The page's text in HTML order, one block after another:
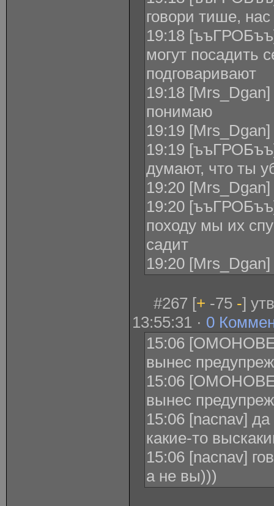
говори тише,
19:18
могут посадить
подговаривают
19:18
понимаю
19:19
19:19
думают, что ты
19:20
19:20
походу мы их
садит
19:20
#267 [+ -75 -]
13:55:31 · 0
15:06
вынес
15:06
вынес
15:06 [nacnav]
какие-то
15:06 [nacnav]
а не вы)))